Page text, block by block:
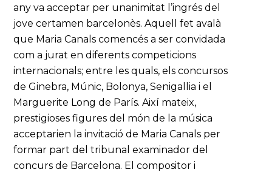
any va acceptar per unanimitat l’ingrés del
jove certamen barcelonès. Aquell fet avalà
que Maria Canals comencés a ser convidada
com a jurat en diferents competicions
internacionals; entre les quals, els concursos
de Ginebra, Múnic, Bolonya, Senigallia i el
Marguerite Long de París. Així mateix,
prestigioses figures del món de la música
acceptarien la invitació de Maria Canals per
formar part del tribunal examinador del
concurs de Barcelona. El compositor i